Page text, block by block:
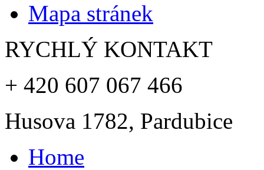
Mapa stránek
RYCHLÝ KONTAKT
+ 420 607 067 466
Husova 1782, Pardubice
Home